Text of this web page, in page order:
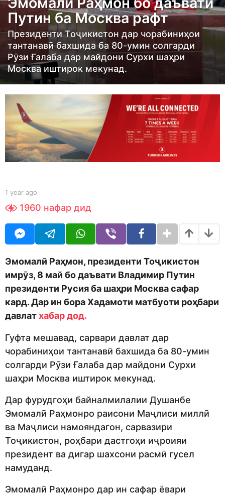
a
a
g
o
1
y
e
r
a
g
Путин ба Москва рафт
Президенти Тоҷикистон дар чорабиниҳои
тантанавӣ бахшида ба 80-умин солгарди
Рӯзи Ғалаба дар майдони Сурхи шаҳри
Москва иштирок мекунад.
b
S
h
d
o
1 year ago
y
e
o
1960 нафар дид
Эмомалӣ Раҳмон, президенти Тоҷикистон
имрӯз, 8 май бо даъвати Владимир Путин
президенти Русия ба шаҳри Москва сафар
кард. Дар ин бора Хадамоти матбуоти роҳбари
давлатхабар дод.
Гуфта мешавад, сарвари давлат дар
чорабиниҳои тантанавӣ бахшида ба 80-умин
солгарди Рӯзи Ғалаба дар майдони Сурхи
шаҳри Москва иштирок мекунад.
Дар фурудгоҳи байналмилалии Душанбе
Эмомалӣ Раҳмонро раисони Маҷлиси миллӣ
ва Маҷлиси намояндагон, сарвазири
Тоҷикистон, роҳбари дастгоҳи иҷроияи
президент ва дигар шахсони расмӣ гусел
намуданд.
Эмомалӣ Раҳмонро дар ин сафар ёвари